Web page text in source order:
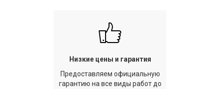
Низкие цены и гарантия
Предоставляем официальную
гарантию на все виды работ до